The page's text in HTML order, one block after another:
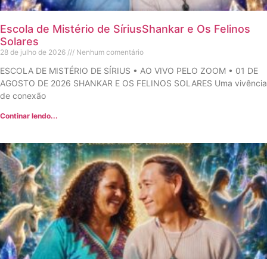
Escola de Mistério de SíriusShankar e Os Felinos
Solares
28 de julho de 2026 Nenhum comentário
ESCOLA DE MISTÉRIO DE SÍRIUS • AO VIVO PELO ZOOM • 01 DE
AGOSTO DE 2026 SHANKAR E OS FELINOS SOLARES Uma vivência
de conexão
Continar lendo...